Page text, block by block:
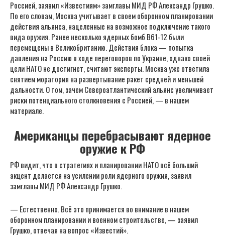
Россией, заявил «Известиям» замглавы МИД РФ Александр Грушко.
По его словам, Москва учитывает в своем оборонном планировании
действия альянса, нацеленные на возможное подключение такого
вида оружия. Ранее несколько ядерных бомб B61-12 были
перемещены в Великобританию. Действия блока — попытка
давления на Россию в ходе переговоров по Украине, однако своей
цели НАТО не достигнет, считают эксперты. Москва уже ответила
снятием моратория на развертывание ракет средней и меньшей
дальности. О том, зачем Североатлантический альянс увеличивает
риски потенциального столкновения с Россией, — в нашем
материале.
Американцы перебрасывают ядерное
оружие к РФ
РФ видит, что в стратегиях и планировании НАТО всё больший
акцент делается на усилении роли ядерного оружия, заявил
замглавы МИД РФ Александр Грушко.
— Естественно. Всё это принимается во внимание в нашем
оборонном планировании и военном строительстве, — заявил
Грушко, отвечая на вопрос «Известий».